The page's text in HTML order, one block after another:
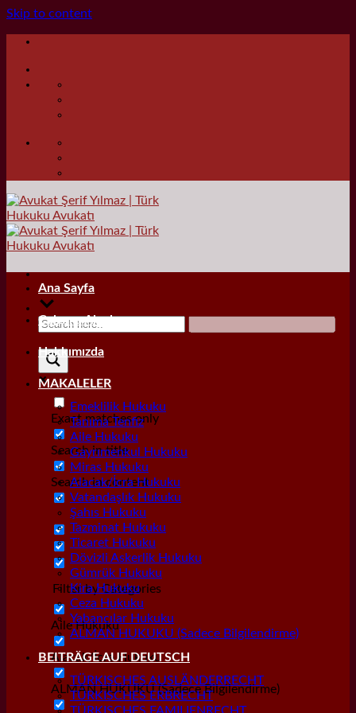
Skip to content
Exact matches only
Search in title
Search in content
Filter by Categories
Aile Hukuku
Alacak/İcra Hukuku
ALMAN HUKUKU (Sadece Bilgilendirme)
Ana Sayfa
Çalışma Alanları
Hakkımızda
MAKALELER
Emeklilik Hukuku
Tanıma Tenfiz
Aile Hukuku
Gayrımenkul Hukuku
Miras Hukuku
Alacak/İcra Hukuku
Vatandaşlık Hukuku
Şahıs Hukuku
Tazminat Hukuku
Ticaret Hukuku
Dövizli Askerlik Hukuku
Gümrük Hukuku
Kira Hukuku
Ceza Hukuku
Yabancılar Hukuku
ALMAN HUKUKU (Sadece Bilgilendirme)
BEITRÄGE AUF DEUTSCH
TÜRKISCHES AUSLÄNDERRECHT
TÜRKISCHES ERBRECHT